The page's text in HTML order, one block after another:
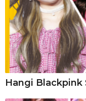
Hangi Blackpink